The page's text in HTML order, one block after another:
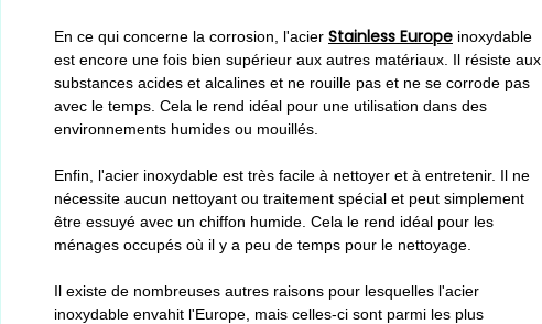
En ce qui concerne la corrosion, l'acier Stainless Europe inoxydable
est encore une fois bien supérieur aux autres matériaux. Il résiste aux
substances acides et alcalines et ne rouille pas et ne se corrode pas
avec le temps. Cela le rend idéal pour une utilisation dans des
environnements humides ou mouillés.
Enfin, l'acier inoxydable est très facile à nettoyer et à entretenir. Il ne
nécessite aucun nettoyant ou traitement spécial et peut simplement
être essuyé avec un chiffon humide. Cela le rend idéal pour les
ménages occupés où il y a peu de temps pour le nettoyage.
Il existe de nombreuses autres raisons pour lesquelles l'acier
inoxydable envahit l'Europe, mais celles-ci sont parmi les plus